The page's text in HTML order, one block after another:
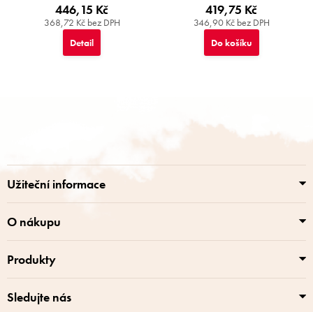
368,72 Kč bez DPH
446,15 Kč
Detail
346,90 Kč bez DPH
419,75 Kč
Do košíku
Užiteční informace
O nákupu
Produkty
Sledujte nás